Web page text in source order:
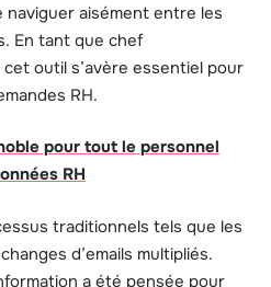
aisément entre les
En tant que chef
outil s’avère essentiel pour
RH.
pour tout le personnel
RH
traditionnels tels que les
d’emails multipliés.
a été pensée pour